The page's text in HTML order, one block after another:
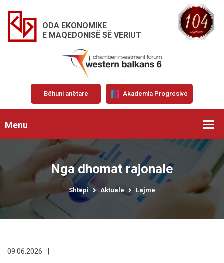
ODA EKONOMIKE
E MAQEDONISË SË VERIUT
Bëhuni anëtare Akademia Progresive
Menu
Nga dhomat rajonale
Shtëpi Aktuale Lajme
09.06.2026 |